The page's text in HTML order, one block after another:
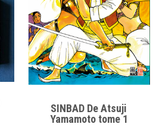
SINBAD De Atsuji
Yamamoto tome 1